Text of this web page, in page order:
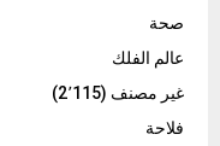
صحة
عالم الفلك
غير مصنف (2٬115)
فلاحة